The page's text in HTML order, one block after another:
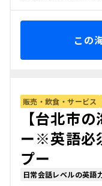
この
販売・飲食・サービス
【台北市
ー※英語必
プー
日常会話レベルの英語